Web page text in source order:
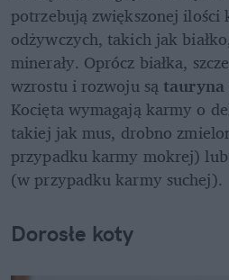
potrzebują zwiększonej
odżywczych, takich jak
minerały. Oprócz białka,
wzrostu i rozwoju są tauryna
Kocięta wymagają karmy o
takiej jak mus, drobno
przypadku karmy mokrej)
(w przypadku karmy suchej).
Dorosłe koty